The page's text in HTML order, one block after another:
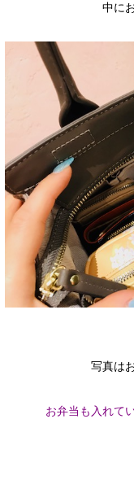
中に
写真は
お弁当も入れて